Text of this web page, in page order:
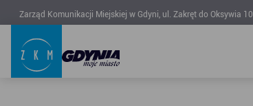
Zarząd Komunikacji Miejskiej w Gdyni, ul. Zakręt do Oksywia 10